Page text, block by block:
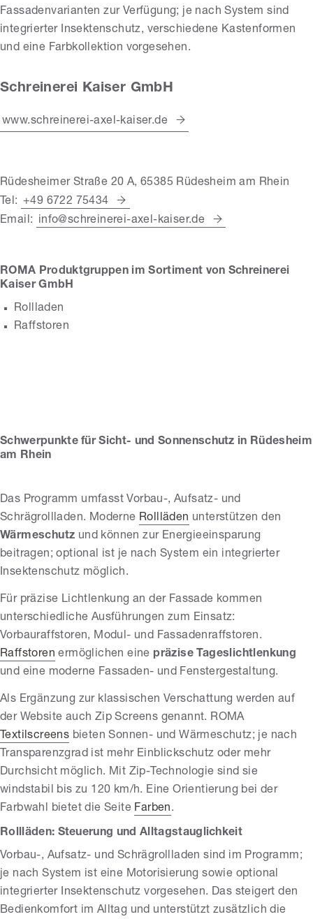
Fassadenvarianten zur Verfügung; je nach System sind
integrierter Insektenschutz, verschiedene Kastenformen
und eine Farbkollektion vorgesehen.
Schreinerei Kaiser GmbH
www.schreinerei-axel-kaiser.de
Rüdesheimer Straße 20 A, 65385 Rüdesheim am Rhein
Tel: +49 6722 75434
Email:
info@schreinerei-axel-kaiser.de
ROMA Produktgruppen im Sortiment von Schreinerei
Kaiser GmbH
Rollladen
Raffstoren
Schwerpunkte für Sicht- und Sonnenschutz in Rüdesheim
am Rhein
Das Programm umfasst Vorbau-, Aufsatz- und
Schrägrollladen. Moderne Rollläden unterstützen den
Wärmeschutz und können zur Energieeinsparung
beitragen; optional ist je nach System ein integrierter
Insektenschutz möglich.
Für präzise Lichtlenkung an der Fassade kommen
unterschiedliche Ausführungen zum Einsatz:
Vorbauraffstoren, Modul- und Fassadenraffstoren.
Raffstoren ermöglichen eine präzise Tageslichtlenkung
und eine moderne Fassaden- und Fenstergestaltung.
Als Ergänzung zur klassischen Verschattung werden auf
der Website auch Zip Screens genannt. ROMA
Textilscreens bieten Sonnen- und Wärmeschutz; je nach
Transparenzgrad ist mehr Einblickschutz oder mehr
Durchsicht möglich. Mit Zip-Technologie sind sie
windstabil bis zu 120 km/h. Eine Orientierung bei der
Farbwahl bietet die Seite Farben.
Rollläden: Steuerung und Alltagstauglichkeit
Vorbau-, Aufsatz- und Schrägrollladen sind im Programm;
je nach System ist eine Motorisierung sowie optional
integrierter Insektenschutz vorgesehen. Das steigert den
Bedienkomfort im Alltag und unterstützt zusätzlich die